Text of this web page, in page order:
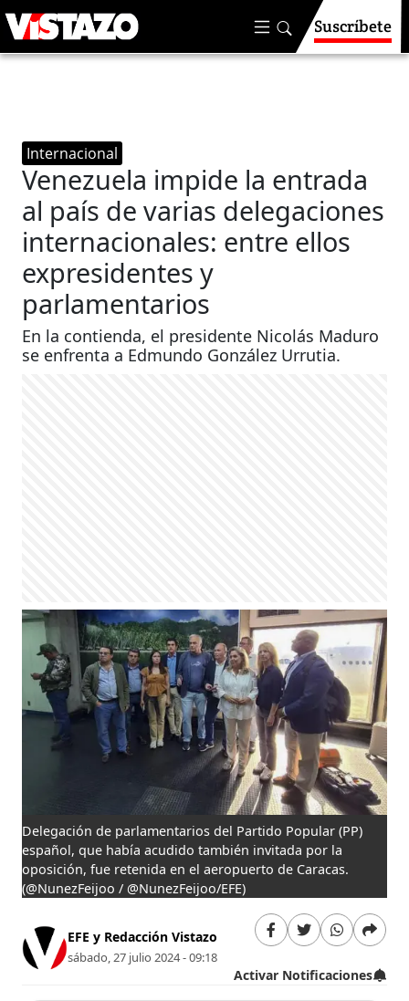
Suscríbete
Internacional
Venezuela impide la entrada
al país de varias delegaciones
internacionales: entre ellos
expresidentes y
parlamentarios
En la contienda, el presidente Nicolás Maduro
se enfrenta a Edmundo González Urrutia.
Delegación de parlamentarios del Partido Popular (PP)
español, que había acudido también invitada por la
oposición, fue retenida en el aeropuerto de Caracas.
(@NunezFeijoo / @NunezFeijoo/EFE)
EFE y Redacción Vistazo
sábado, 27 julio 2024 - 09:18
Activar Notificaciones